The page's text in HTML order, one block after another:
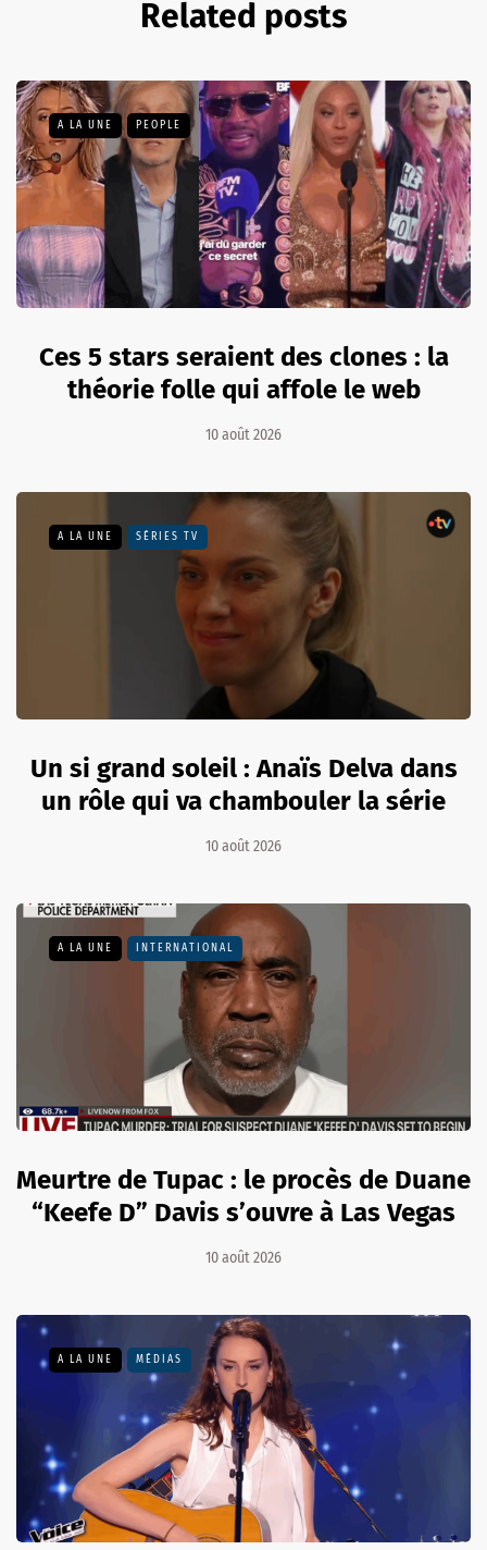
Related posts
A LA UNE PEOPLE
Ces 5 stars seraient des clones : la
théorie folle qui affole le web
10 août 2026
A LA UNE SÉRIES TV
Un si grand soleil : Anaïs Delva dans
un rôle qui va chambouler la série
10 août 2026
A LA UNE INTERNATIONAL
Meurtre de Tupac : le procès de Duane
“Keefe D” Davis s’ouvre à Las Vegas
10 août 2026
A LA UNE MÉDIAS